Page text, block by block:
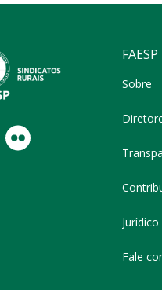
FAESP
Sobre
Jurídico
Fale